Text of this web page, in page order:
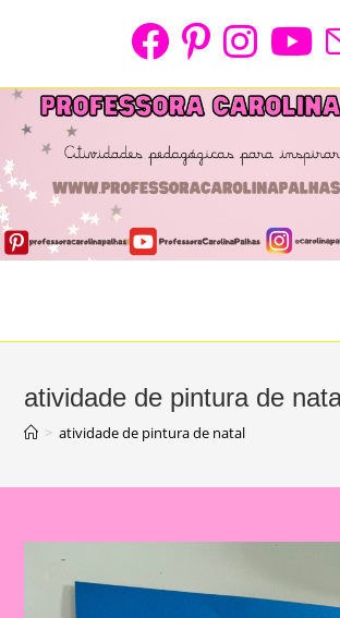
atividade de pintura de
> atividade de pintura de natal